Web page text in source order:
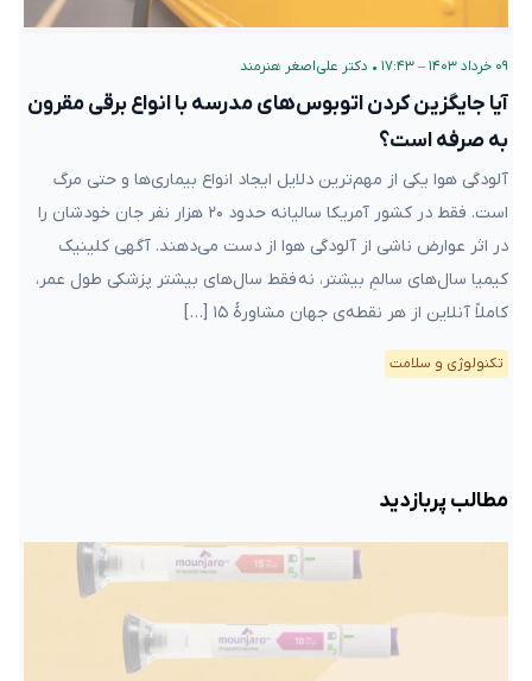
۰۹ خرداد ۱۴۰۳ – ۱۷:۴۳ • دکتر علی‌اصغر هنرمند
آیا جایگزین‌ کردن اتوبوس‌های مدرسه با انواع برقی مقرون
به صرفه است؟
آلودگی هوا یکی از مهم‌ترین دلایل ایجاد انواع بیماری‌ها و حتی مرگ
است. فقط در کشور آمریکا سالیانه حدود ۲۰ هزار نفر جان خودشان را
در اثر عوارض ناشی از آلودگی هوا از دست می‌دهند. آگهی کلینیک
کیمیا سال‌های سالمِ بیشتر، نه فقط سال‌های بیشتر پزشکی طول عمر،
کاملاً آنلاین از هر نقطه‌ی جهان مشاورهٔ ۱۵ […]
تکنولوژی و سلامت
مطالب پربازدید